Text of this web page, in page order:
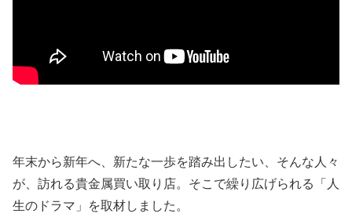
年末から新年へ、新たな一歩を踏み出したい、そんな人々
が、訪れる貴金属買い取り店。そこで繰り広げられる「人
生のドラマ」を取材しました。